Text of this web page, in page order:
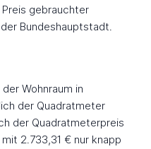
gebrauchter
Bundeshauptstadt.
Wohnraum in
der Quadratmeter
der Quadratmeterpreis
2.733,31 € nur knapp